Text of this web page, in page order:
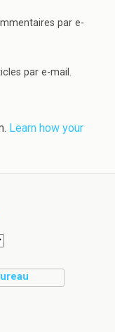
par e-
par e-mail.
Learn how your